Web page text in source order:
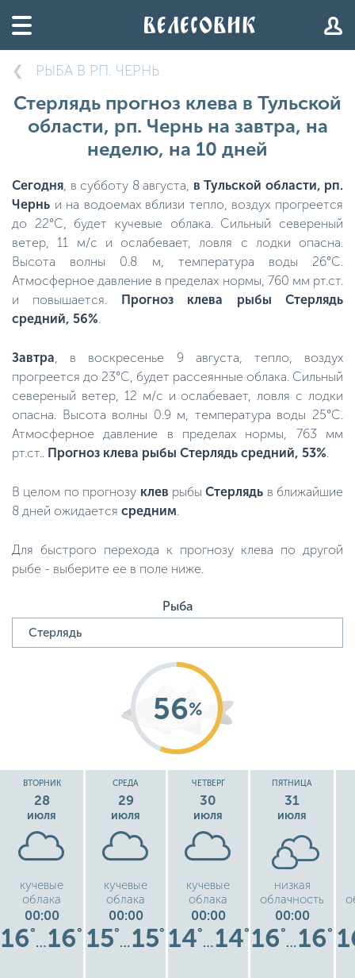
РЫБА В РП. ЧЕРНЬ
Стерлядь прогноз клева в Тульской
области, рп. Чернь на завтра, на
неделю, на 10 дней
Сегодня, в субботу 8 августа, в Тульской области, рп.
Чернь и на водоемах вблизи тепло, воздух прогреется
до 22°C, будет кучевые облака. Сильный севереный
ветер, 11 м/с и ослабевает, ловля с лодки опасна.
Высота волны 0.8 м, температура воды 26°C.
Атмосферное давление в пределах нормы, 760 мм рт.ст.
и повышается. Прогноз клева рыбы Стерлядь
средний, 56%.
Завтра, в воскресенье 9 августа, тепло, воздух
прогреется до 23°C, будет рассеянные облака. Сильный
севереный ветер, 12 м/с и ослабевает, ловля с лодки
опасна. Высота волны 0.9 м, температура воды 25°C.
Атмосферное давление в пределах нормы, 763 мм
рт.ст.. Прогноз клева рыбы Стерлядь средний, 53%.
В целом по прогнозу клев рыбыСтерлядь в ближайшие
8 дней ожидается средним.
Для быстрого перехода к прогнозу клева по другой
рыбе - выберите ее в поле ниже.
Рыба
56%
ВТОРНИК
28
июля
кучевые
облака
00:00
16°
…16°
СРЕДА
29
июля
кучевые
облака
00:00
15°
…15°
ЧЕТВЕРГ
30
июля
кучевые
облака
00:00
14°
…14°
ПЯТНИЦА
31
июля
низкая
облачность
00:00
16°
…16°